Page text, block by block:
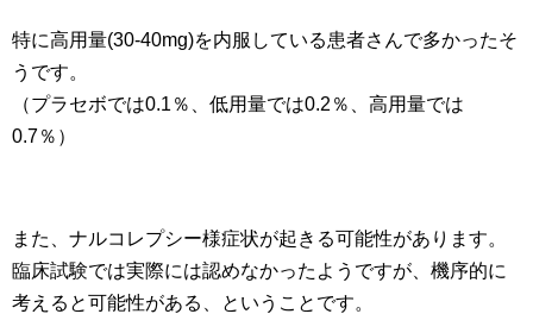
特に高用量(30-40mg)を内服している患者さんで多かったそ
うです。
（プラセボでは0.1％、低用量では0.2％、高用量では
0.7％）
また、ナルコレプシー様症状が起きる可能性があります。
臨床試験では実際には認めなかったようですが、機序的に
考えると可能性がある、ということです。